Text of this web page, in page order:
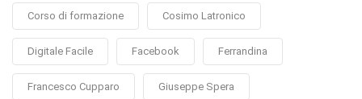
Corso di formazione Cosimo Latronico
Digitale Facile Facebook Ferrandina
Francesco Cupparo Giuseppe Spera